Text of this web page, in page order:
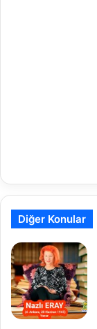
Diğer Konular